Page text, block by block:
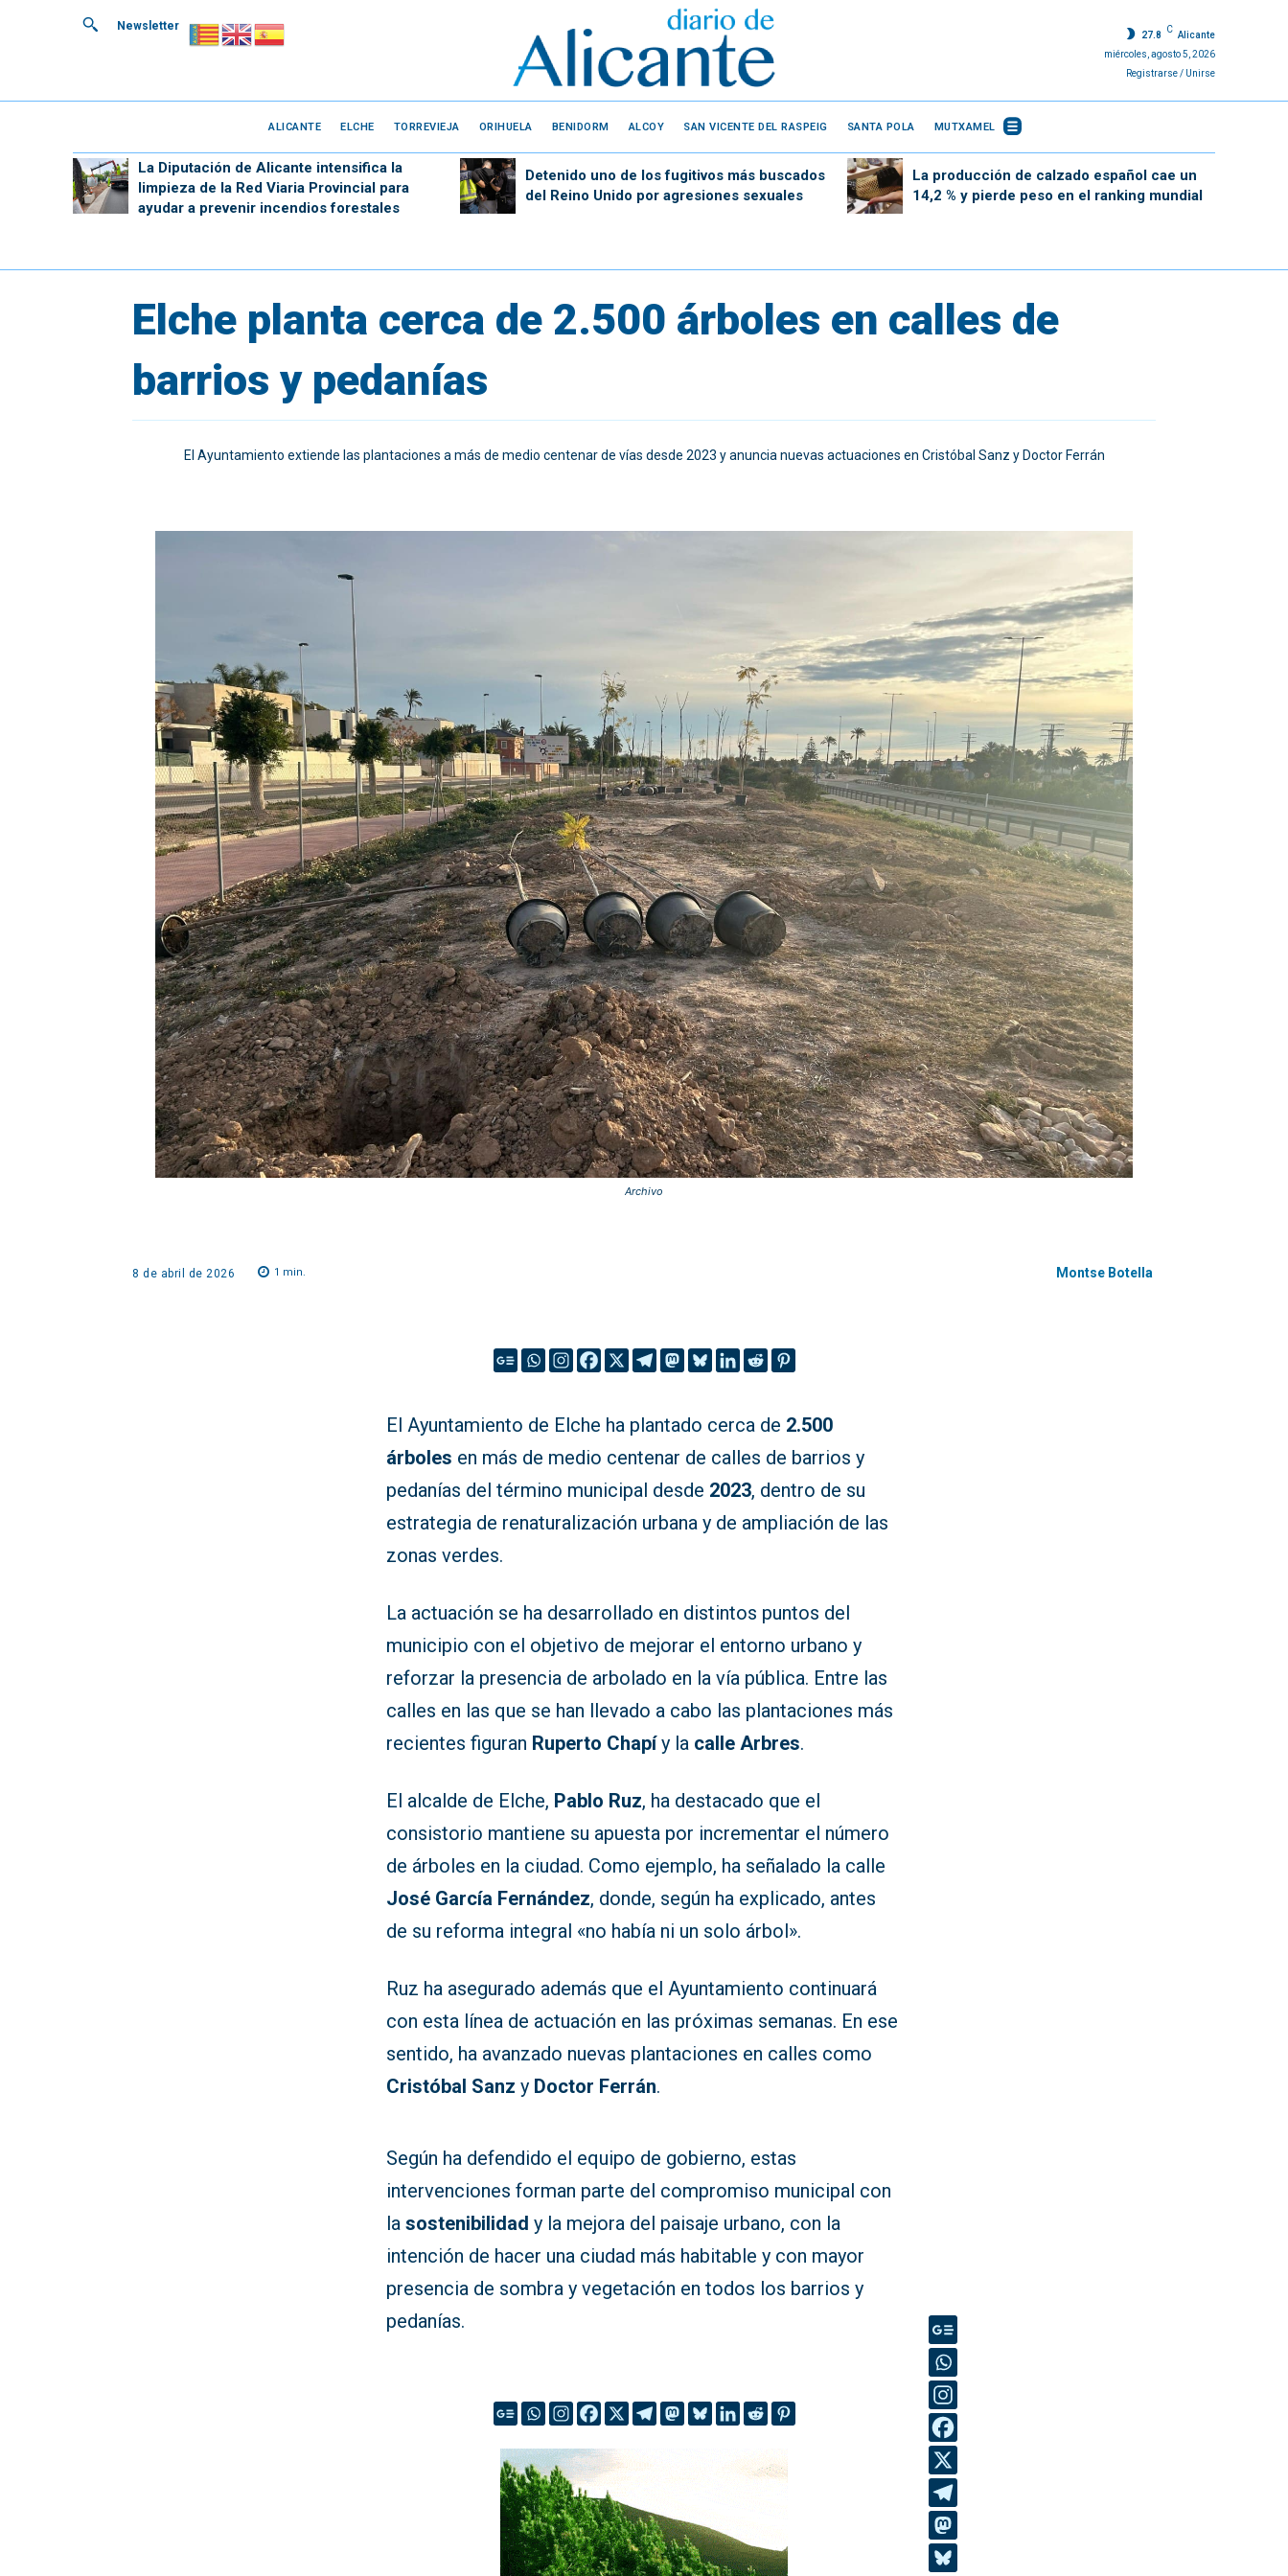
Newsletter
27.8
C
Alicante
miércoles, agosto 5, 2026
Registrarse / Unirse
ALICANTE ELCHE TORREVIEJA ORIHUELA BENIDORM ALCOY SAN VICENTE DEL RASPEIG SANTA POLA MUTXAMEL
La Diputación de Alicante intensifica la
limpieza de la Red Viaria Provincial para
ayudar a prevenir incendios forestales
Detenido uno de los fugitivos más buscados
del Reino Unido por agresiones sexuales
La producción de calzado español cae un
14,2 % y pierde peso en el ranking mundial
Elche planta cerca de 2.500 árboles en calles de
barrios y pedanías
El Ayuntamiento extiende las plantaciones a más de medio centenar de vías desde 2023 y anuncia nuevas actuaciones en Cristóbal Sanz y Doctor Ferrán
Archivo
8 de abril de 2026 1 min. Montse Botella
El Ayuntamiento de Elche ha plantado cerca de 2.500
árboles en más de medio centenar de calles de barrios y
pedanías del término municipal desde 2023, dentro de su
estrategia de renaturalización urbana y de ampliación de las
zonas verdes.
La actuación se ha desarrollado en distintos puntos del
municipio con el objetivo de mejorar el entorno urbano y
reforzar la presencia de arbolado en la vía pública. Entre las
calles en las que se han llevado a cabo las plantaciones más
recientes figuran Ruperto Chapíy la calle Arbres.
El alcalde de Elche, Pablo Ruz, ha destacado que el
consistorio mantiene su apuesta por incrementar el número
de árboles en la ciudad. Como ejemplo, ha señalado la calle
José García Fernández, donde, según ha explicado, antes
de su reforma integral «no había ni un solo árbol».
Ruz ha asegurado además que el Ayuntamiento continuará
con esta línea de actuación en las próximas semanas. En ese
sentido, ha avanzado nuevas plantaciones en calles como
Cristóbal Sanz y Doctor Ferrán.
Según ha defendido el equipo de gobierno, estas
intervenciones forman parte del compromiso municipal con
lasostenibilidad y la mejora del paisaje urbano, con la
intención de hacer una ciudad más habitable y con mayor
presencia de sombra y vegetación en todos los barrios y
pedanías.